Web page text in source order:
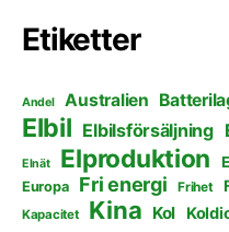
Etiketter
Andel Australien
Elbil Elbilsförsäljning
Elnät Elproduktion
Europa Fri energi Frihet
Kapacitet Kina Kol